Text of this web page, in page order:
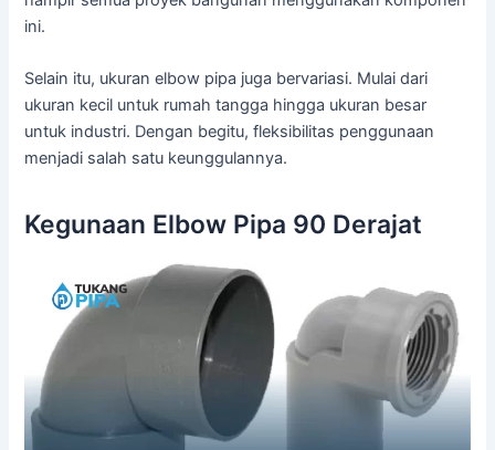
ini.
Selain itu, ukuran elbow pipa juga bervariasi. Mulai dari
ukuran kecil untuk rumah tangga hingga ukuran besar
untuk industri. Dengan begitu, fleksibilitas penggunaan
menjadi salah satu keunggulannya.
Kegunaan Elbow Pipa 90 Derajat